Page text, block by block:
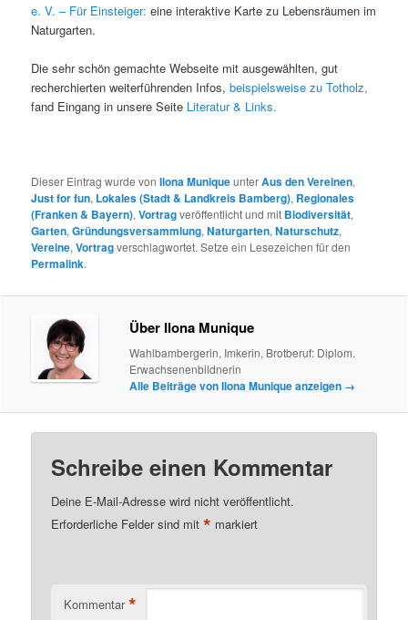
e. V. – Für Einsteiger: eine interaktive Karte zu Lebensräumen im
Naturgarten.
Die sehr schön gemachte Webseite mit ausgewählten, gut
recherchierten weiterführenden Infos,beispielsweise zu Totholz,
fand Eingang in unsere Seite Literatur & Links.
Dieser Eintrag wurde vonIlona MuniqueunterAus den Vereinen,
Just for fun, Lokales (Stadt & Landkreis Bamberg), Regionales
(Franken & Bayern),Vortragveröffentlicht und mit Biodiversität,
Garten,Gründungsversammlung,Naturgarten,Naturschutz,
Vereine,Vortragverschlagwortet. Setze ein Lesezeichen für den
Permalink.
Über Ilona Munique
Wahlbambergerin, Imkerin, Brotberuf: Diplom.
Erwachsenenbildnerin
Alle Beiträge von Ilona Munique anzeigen →
Schreibe einen Kommentar
Deine E-Mail-Adresse wird nicht veröffentlicht.
Erforderliche Felder sind mit* markiert
Kommentar *